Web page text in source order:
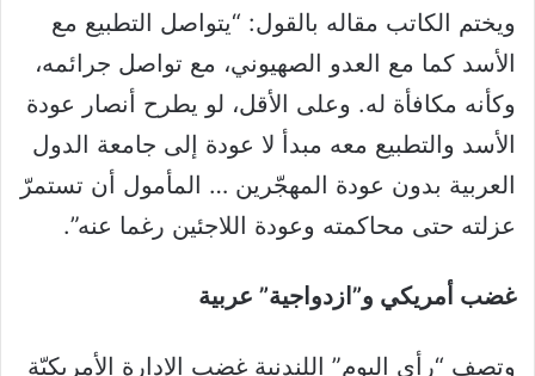
ويختم الكاتب مقاله بالقول: “يتواصل التطبيع مع
الأسد كما مع العدو الصهيوني، مع تواصل جرائمه،
وكأنه مكافأة له. وعلى الأقل، لو يطرح أنصار عودة
الأسد والتطبيع معه مبدأ لا عودة إلى جامعة الدول
العربية بدون عودة المهجّرين … المأمول أن تستمرّ
عزلته حتى محاكمته وعودة اللاجئين رغما عنه”.
غضب أمريكي و”ازدواجية” عربية
وتصف “رأي اليوم” اللندنية غضب الإدارة الأمريكيّة